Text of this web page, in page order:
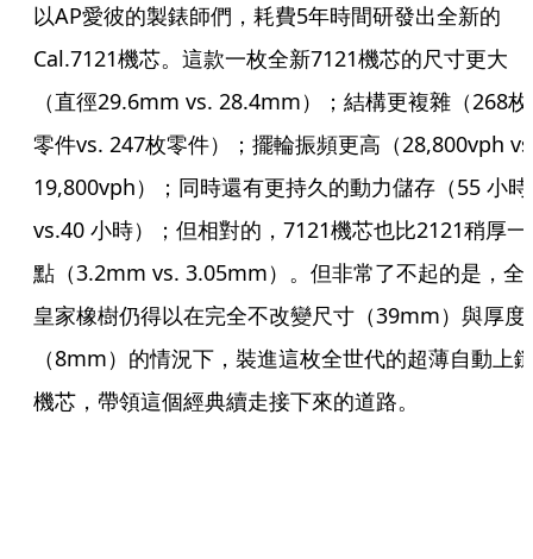
以AP愛彼的製錶師們，耗費5年時間研發出全新的
Cal.7121機芯。這款一枚全新7121機芯的尺寸更大
（直徑29.6mm vs. 28.4mm）；結構更複雜（268枚
零件vs. 247枚零件）；擺輪振頻更高（28,800vph
19,800vph）；同時還有更持久的動力儲存（55 小時
vs.40 小時）；但相對的，7121機芯也比2121稍厚一
點（3.2mm vs. 3.05mm）。但非常了不起的是，全
皇家橡樹仍得以在完全不改變尺寸（39mm）與厚度
（8mm）的情況下，裝進這枚全世代的超薄自動上
機芯，帶領這個經典續走接下來的道路。